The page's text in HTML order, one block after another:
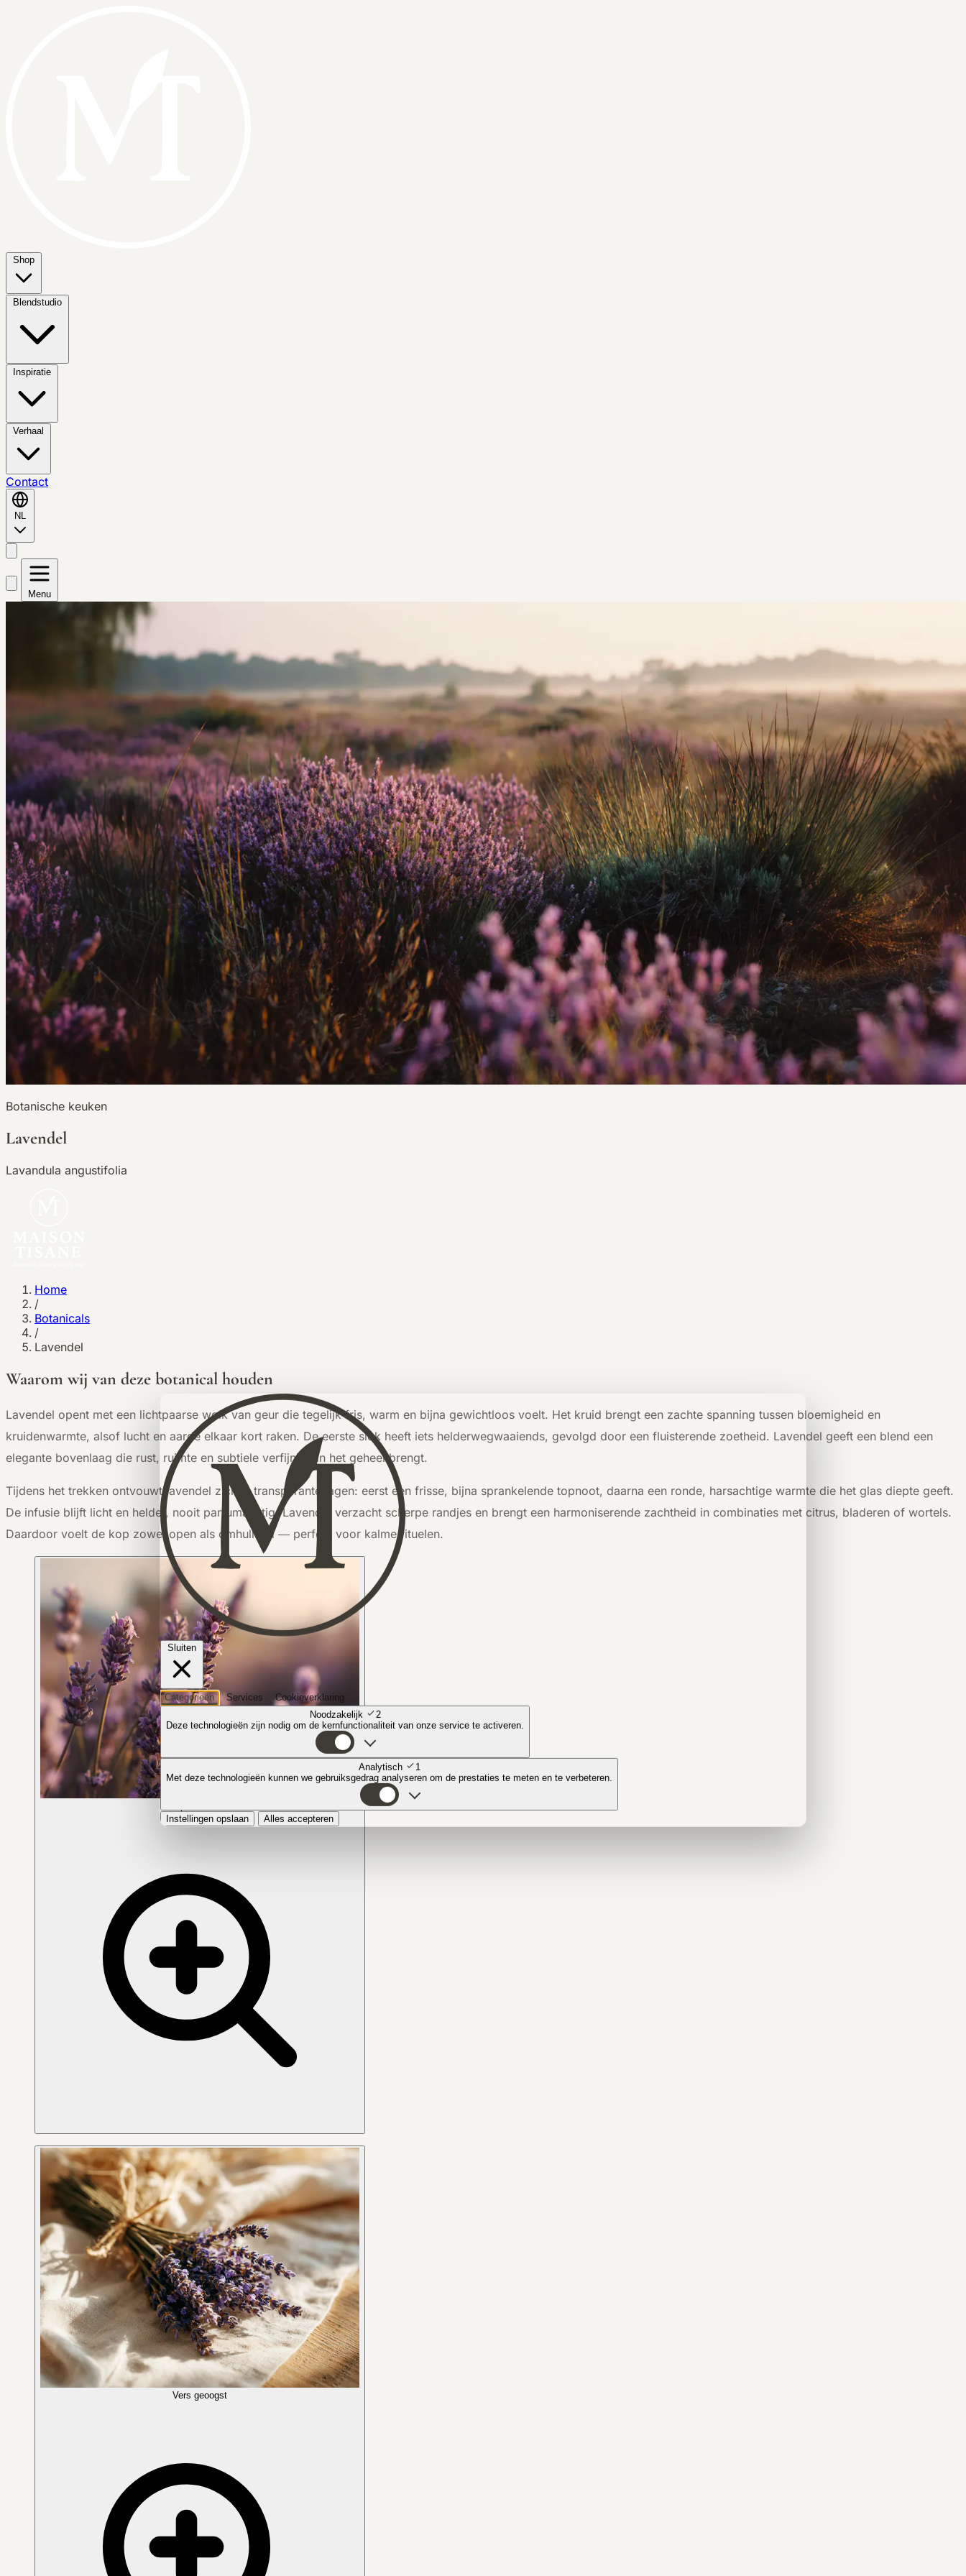
Shop
Blendstudio
Inspiratie
Verhaal
Contact
NL
Menu
Botanische keuken
Lavendel
Lavandula angustifolia
Home
/
Botanicals
/
Lavendel
Waarom wij van deze botanical houden
Lavendel opent met een lichtpaarse wolk van geur die tegelijk fris, warm en bijna gewichtloos voelt. Het kruid brengt een zachte spanning tussen bloemigheid en
kruidenwarmte, alsof lucht en aarde elkaar kort raken. De eerste slok heeft iets helderwegwaaiends, gevolgd door een fluisterende zoetheid. Lavendel geeft een blend een
elegante bovenlaag die rust, ruimte en subtiele verfijning in het geheel brengt.
Tijdens het trekken ontvouwt lavendel zich in transparante lagen: eerst een frisse, bijna sprankelende topnoot, daarna een ronde, harsachtige warmte die het glas diepte geeft.
De infusie blijft licht en helder, nooit parfumachtig. Lavendel verzacht scherpe randjes en brengt een harmoniserende zachtheid in combinaties met citrus, bladeren of wortels.
Daardoor voelt de kop zowel open als omhullend — perfect voor kalme rituelen.
Vers geoogst
Sluiten
Categorieën Services
Cookieverklaring
Noodzakelijk
2
Deze technologieën zijn nodig om de kernfunctionaliteit van onze service te activeren.
Analytisch
1
Met deze technologieën kunnen we gebruiksgedrag analyseren om de prestaties te meten en te verbeteren.
Instellingen opslaan Alles accepteren